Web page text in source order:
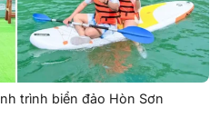
trình biển đảo Hòn Sơn